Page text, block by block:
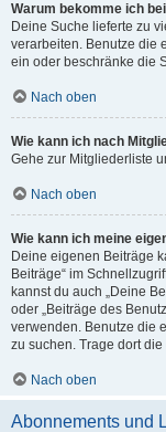
Warum bekomme ich
Deine Suche lieferte zu
verarbeiten. Benutze die
ein oder beschränke die
Nach oben
Wie kann ich nach
Gehe zur Mitgliederliste
Nach oben
Wie kann ich meine
Deine eigenen Beiträge
Beiträge“ im
kannst du auch „Deine
oder „Beiträge des
verwenden. Benutze die
zu suchen. Trage dort
Nach oben
Abonnements und